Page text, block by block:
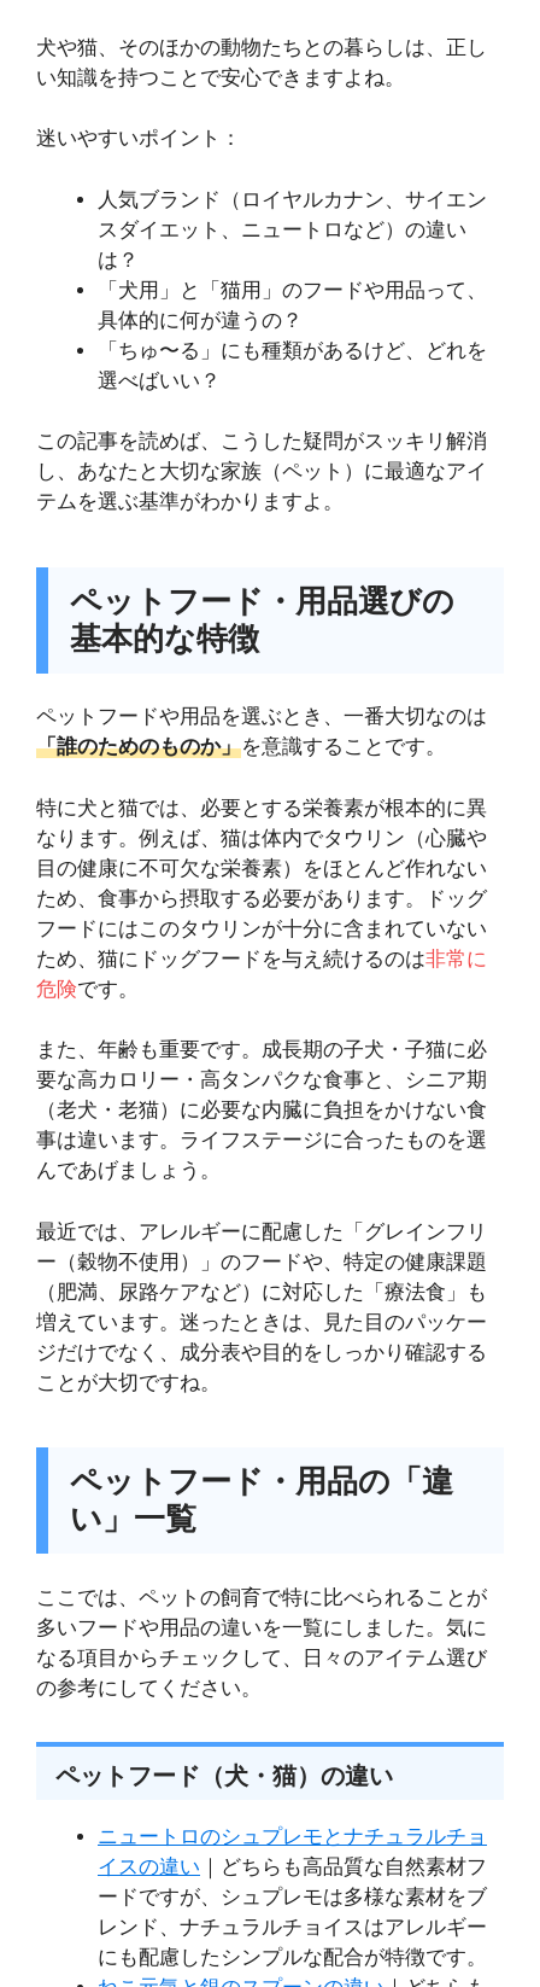
犬や猫、そのほかの動物たちとの暮らしは、正し
い知識を持つことで安心できますよね。
迷いやすいポイント：
人気ブランド（ロイヤルカナン、サイエン
スダイエット、ニュートロなど）の違い
は？
「犬用」と「猫用」のフードや用品って、
具体的に何が違うの？
「ちゅ〜る」にも種類があるけど、どれを
選べばいい？
この記事を読めば、こうした疑問がスッキリ解消
し、あなたと大切な家族（ペット）に最適なアイ
テムを選ぶ基準がわかりますよ。
ペットフード・用品選びの
基本的な特徴
ペットフードや用品を選ぶとき、一番大切なのは
「誰のためのものか」を意識することです。
特に犬と猫では、必要とする栄養素が根本的に異
なります。例えば、猫は体内でタウリン（心臓や
目の健康に不可欠な栄養素）をほとんど作れない
ため、食事から摂取する必要があります。ドッグ
フードにはこのタウリンが十分に含まれていない
ため、猫にドッグフードを与え続けるのは非常に
危険です。
また、年齢も重要です。成長期の子犬・子猫に必
要な高カロリー・高タンパクな食事と、シニア期
（老犬・老猫）に必要な内臓に負担をかけない食
事は違います。ライフステージに合ったものを選
んであげましょう。
最近では、アレルギーに配慮した「グレインフリ
ー（穀物不使用）」のフードや、特定の健康課題
（肥満、尿路ケアなど）に対応した「療法食」も
増えています。迷ったときは、見た目のパッケー
ジだけでなく、成分表や目的をしっかり確認する
ことが大切ですね。
ペットフード・用品の「違
い」一覧
ここでは、ペットの飼育で特に比べられることが
多いフードや用品の違いを一覧にしました。気に
なる項目からチェックして、日々のアイテム選び
の参考にしてください。
ペットフード（犬・猫）の違い
ニュートロのシュプレモとナチュラルチョ
イスの違い ｜どちらも高品質な自然素材フ
ードですが、シュプレモは多様な素材をブ
レンド、ナチュラルチョイスはアレルギー
にも配慮したシンプルな配合が特徴です。